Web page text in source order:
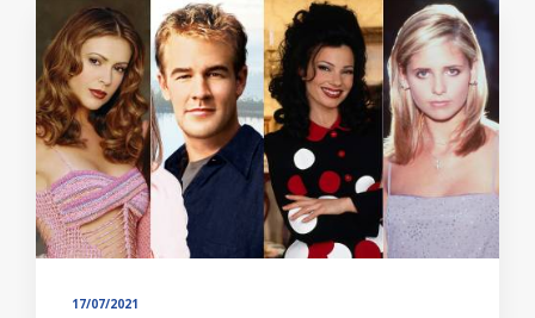
17/07/2021